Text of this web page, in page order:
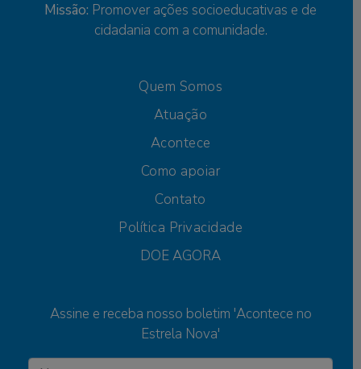
Missão: Promover ações socioeducativas e de
cidadania com a comunidade.
Quem Somos
Atuação
Acontece
Como apoiar
Contato
Política Privacidade
DOE AGORA
Assine e receba nosso boletim 'Acontece no
Estrela Nova'